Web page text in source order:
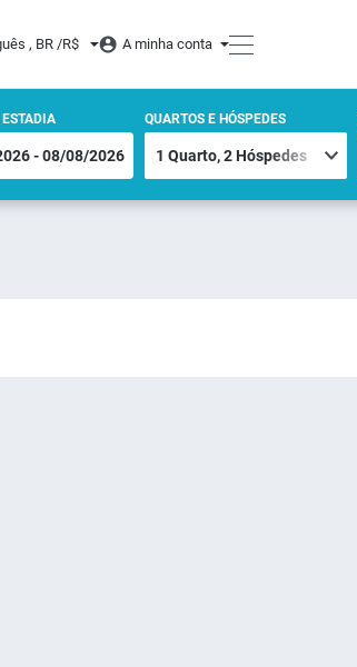
, BR /R$ A minha conta
ESTADIA QUARTOS E HÓSPEDES